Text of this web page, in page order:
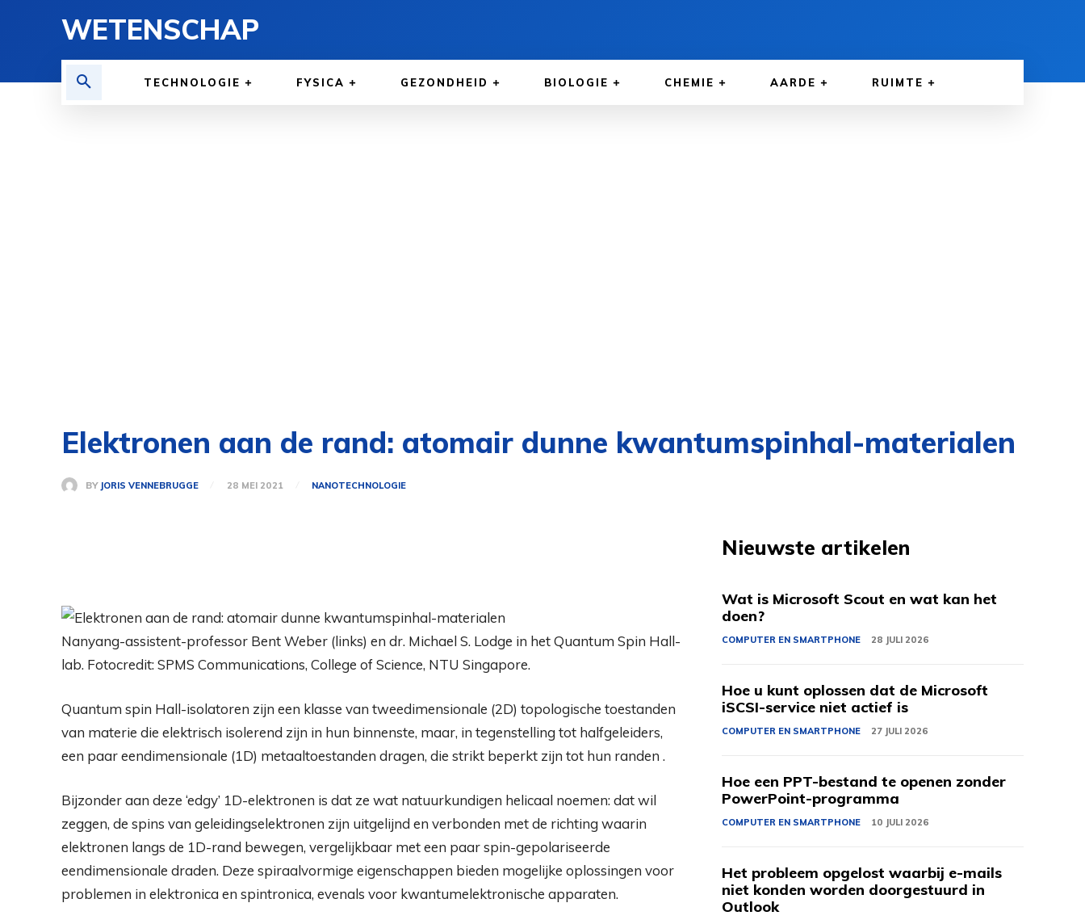
WETENSCHAP
TECHNOLOGIE FYSICA GEZONDHEID BIOLOGIE CHEMIE AARDE RUIMTE
Elektronen aan de rand: atomair dunne kwantumspinhal-materialen
BY JORIS VENNEBRUGGE 28 MEI 2021 NANOTECHNOLOGIE
Nanyang-assistent-professor Bent Weber (links) en dr. Michael S. Lodge in het Quantum Spin Hall-
lab. Fotocredit: SPMS Communications, College of Science, NTU Singapore.
Quantum spin Hall-isolatoren zijn een klasse van tweedimensionale (2D) topologische toestanden
van materie die elektrisch isolerend zijn in hun binnenste, maar, in tegenstelling tot halfgeleiders,
een paar eendimensionale (1D) metaaltoestanden dragen, die strikt beperkt zijn tot hun randen .
Bijzonder aan deze ‘edgy’ 1D-elektronen is dat ze wat natuurkundigen helicaal noemen: dat wil
zeggen, de spins van geleidingselektronen zijn uitgelijnd en verbonden met de richting waarin
elektronen langs de 1D-rand bewegen, vergelijkbaar met een paar spin-gepolariseerde
eendimensionale draden. Deze spiraalvormige eigenschappen bieden mogelijke oplossingen voor
problemen in elektronica en spintronica, evenals voor kwantumelektronische apparaten.
Nieuwste artikelen
Wat is Microsoft Scout en wat kan het
doen?
COMPUTER EN SMARTPHONE 28 JULI 2026
Hoe u kunt oplossen dat de Microsoft
iSCSI-service niet actief is
COMPUTER EN SMARTPHONE 27 JULI 2026
Hoe een PPT-bestand te openen zonder
PowerPoint-programma
COMPUTER EN SMARTPHONE 10 JULI 2026
Het probleem opgelost waarbij e-mails
niet konden worden doorgestuurd in
Outlook